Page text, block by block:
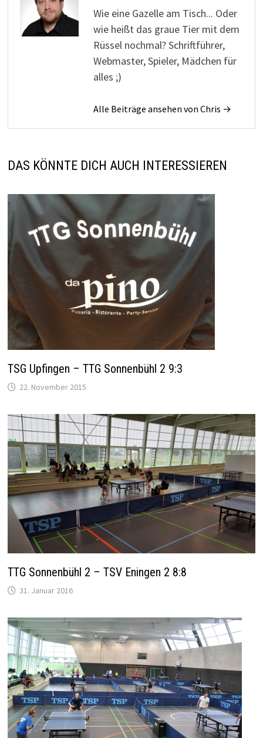
Wie eine Gazelle am Tisch... Oder
wie heißt das graue Tier mit dem
Rüssel nochmal? Schriftführer,
Webmaster, Spieler, Mädchen für
alles ;)
Alle Beiträge ansehen von Chris →
DAS KÖNNTE DICH AUCH INTERESSIEREN
TSG Upfingen – TTG Sonnenbühl 2 9:3
22. November 2015
TTG Sonnenbühl 2 – TSV Eningen 2 8:8
31. Januar 2016